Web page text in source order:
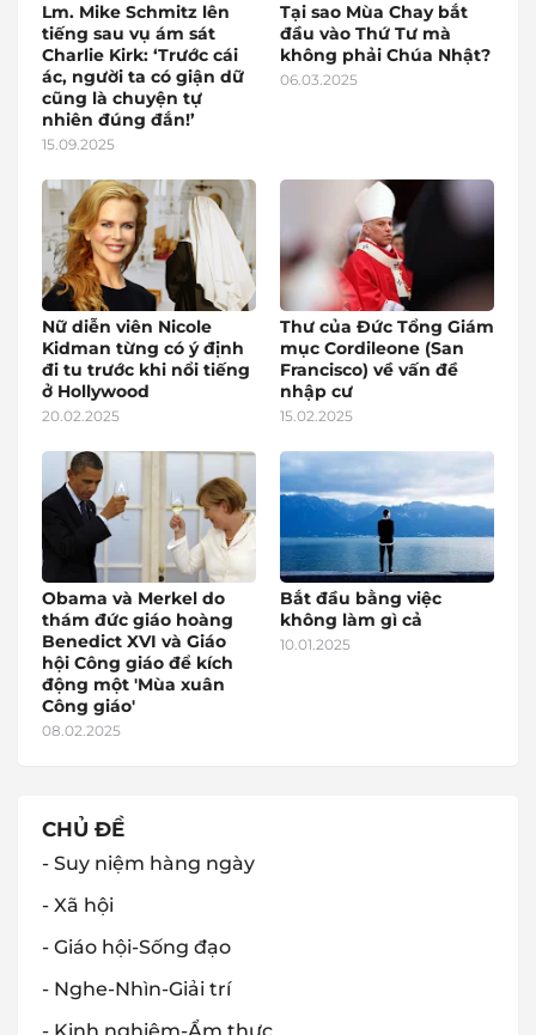
Lm. Mike Schmitz lên
tiếng sau vụ ám sát
Charlie Kirk: ‘Trước cái
ác, người ta có giận dữ
cũng là chuyện tự
nhiên đúng đắn!’
15.09.2025
Tại sao Mùa Chay bắt
đầu vào Thứ Tư mà
không phải Chúa Nhật?
06.03.2025
Nữ diễn viên Nicole
Kidman từng có ý định
đi tu trước khi nổi tiếng
ở Hollywood
20.02.2025
Thư của Đức Tổng Giám
mục Cordileone (San
Francisco) về vấn đề
nhập cư
15.02.2025
Obama và Merkel do
thám đức giáo hoàng
Benedict XVI và Giáo
hội Công giáo để kích
động một 'Mùa xuân
Công giáo'
08.02.2025
Bắt đầu bằng việc
không làm gì cả
10.01.2025
CHỦ ĐỀ
- Suy niệm hàng ngày
- Xã hội
- Giáo hội-Sống đạo
- Nghe-Nhìn-Giải trí